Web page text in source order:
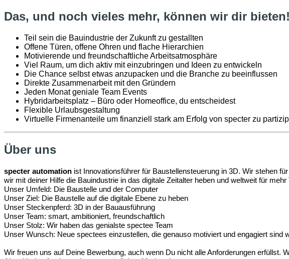
Das, und noch vieles mehr, können wir dir bieten!
Teil sein die Bauindustrie der Zukunft zu gestallten
Offene Türen, offene Ohren und flache Hierarchien
Motivierende und freundschaftliche Arbeitsatmosphäre
Viel Raum, um dich aktiv mit einzubringen und Ideen zu entwickeln
Die Chance selbst etwas anzupacken und die Branche zu beeinflussen
Direkte Zusammenarbeit mit den Gründern
Jeden Monat geniale Team Events
Hybridarbeitsplatz – Büro oder Homeoffice, du entscheidest
Flexible Urlaubsgestaltung
Virtuelle Firmenanteile um finanziell stark am Erfolg von specter zu
Über uns
specter automation ist Innovationsführer für Baustellensteuerung in 3D. Wir stehen
wir mit deiner Hilfe die Bauindustrie in das digitale Zeitalter heben und weltweit für
Unser Umfeld: Die Baustelle und der Computer
Unser Ziel: Die Baustelle auf die digitale Ebene zu heben
Unser Steckenpferd: 3D in der Bauausführung
Unser Team: smart, ambitioniert, freundschaftlich
Unser Stolz: Wir haben das genialste spectee Team
Unser Wunsch: Neue spectees einzustellen, die genauso motiviert und engagiert sind
Wir freuen uns auf Deine Bewerbung, auch wenn Du nicht alle Anforderungen